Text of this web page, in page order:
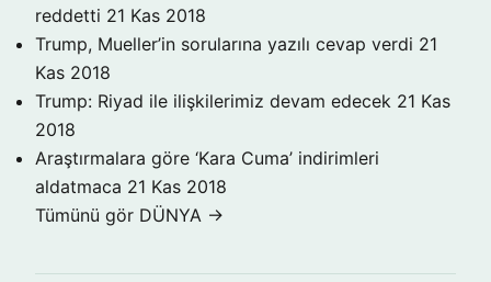
reddetti 21 Kas 2018
Trump, Mueller’in sorularına yazılı cevap verdi 21
Kas 2018
Trump: Riyad ile ilişkilerimiz devam edecek 21 Kas
2018
Araştırmalara göre ‘Kara Cuma’ indirimleri
aldatmaca 21 Kas 2018
Tümünü gör DÜNYA →